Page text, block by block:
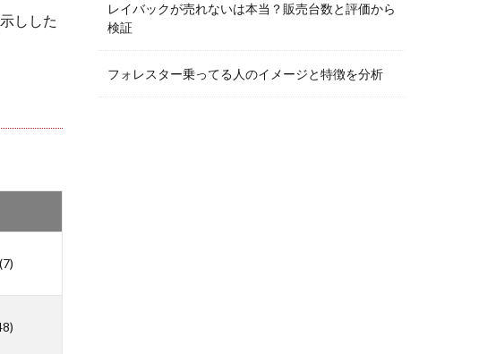
しした
レイバックが売れないは本当？販売台数と評価から
検証
フォレスター乗ってる人のイメージと特徴を分析